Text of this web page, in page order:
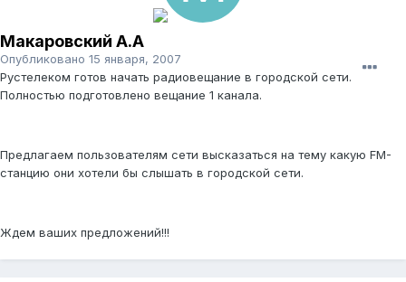
Макаровский А.А
Опубликовано 15 января, 2007
Рустелеком готов начать радиовещание в городской сети.
Полностью подготовлено вещание 1 канала.
Предлагаем пользователям сети высказаться на тему какую FM-
станцию они хотели бы слышать в городской сети.
Ждем ваших предложений!!!